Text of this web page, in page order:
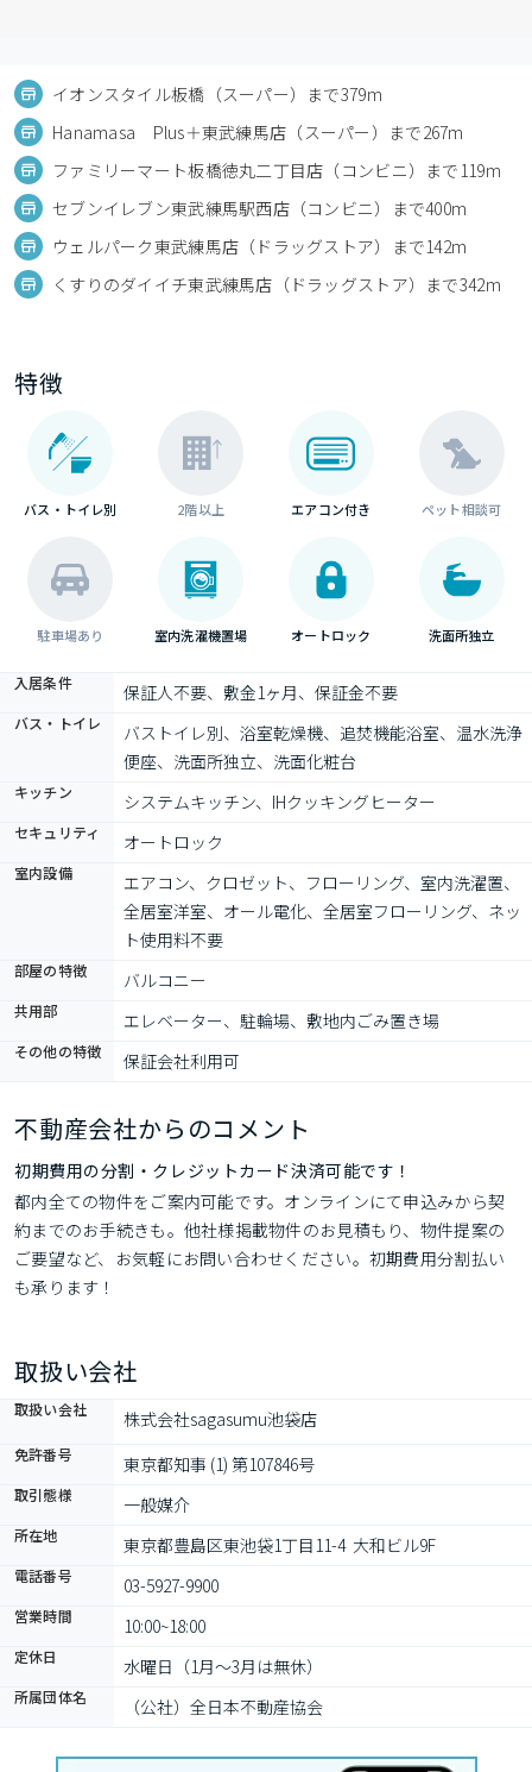
イオンスタイル板橋（スーパー）まで379m
Hanamasa Plus＋東武練馬店（スーパー）まで267m
ファミリーマート板橋徳丸二丁目店（コンビニ）まで119m
セブンイレブン東武練馬駅西店（コンビニ）まで400m
ウェルパーク東武練馬店（ドラッグストア）まで142m
くすりのダイイチ東武練馬店（ドラッグストア）まで342m
特徴
バス・トイレ別 2階以上 エアコン付き ペット相談可
駐車場あり 室内洗濯機置場 オートロック 洗面所独立
入居条件 保証人不要、敷金1ヶ月、保証金不要
バス・トイレ
バストイレ別、浴室乾燥機、追焚機能浴室、温水洗浄
便座、洗面所独立、洗面化粧台
キッチン システムキッチン、IHクッキングヒーター
セキュリティ オートロック
室内設備
エアコン、クロゼット、フローリング、室内洗濯置、
全居室洋室、オール電化、全居室フローリング、ネッ
ト使用料不要
部屋の特徴 バルコニー
共用部 エレベーター、駐輪場、敷地内ごみ置き場
その他の特徴 保証会社利用可
不動産会社からのコメント
初期費用の分割・クレジットカード決済可能です！
都内全ての物件をご案内可能です。オンラインにて申込みから契
約までのお手続きも。他社様掲載物件のお見積もり、物件提案の
ご要望など、お気軽にお問い合わせください。初期費用分割払い
も承ります！
取扱い会社
取扱い会社 株式会社sagasumu池袋店
免許番号 東京都知事 (1) 第107846号
取引態様 一般媒介
所在地 東京都豊島区東池袋1丁目11-4  大和ビル9F
電話番号 03-5927-9900
営業時間 10:00~18:00
定休日 水曜日（1月〜3月は無休）
所属団体名 （公社）全日本不動産協会